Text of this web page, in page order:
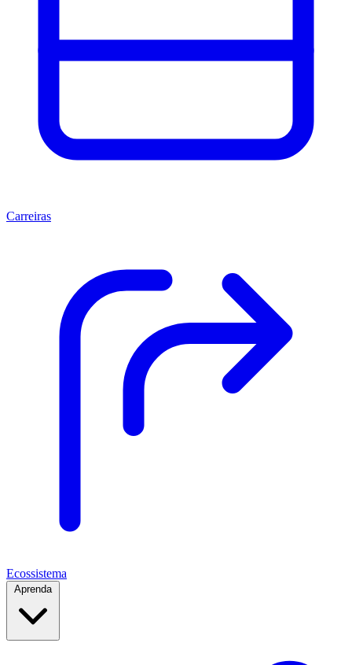
Carreiras
Ecossistema
Aprenda